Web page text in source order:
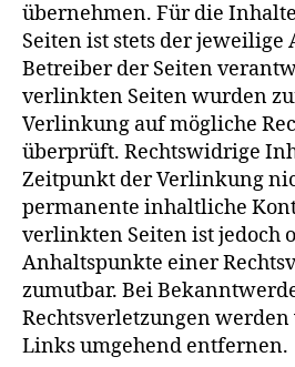
übernehmen. Für die
Seiten ist stets der jeweilige
Betreiber der Seiten
verlinkten Seiten wurden
Verlinkung auf mögliche
überprüft. Rechtswidrige
Zeitpunkt der Verlinkung
permanente inhaltliche
verlinkten Seiten ist jedoch
Anhaltspunkte einer
zumutbar. Bei
Rechtsverletzungen
Links umgehend entfernen.